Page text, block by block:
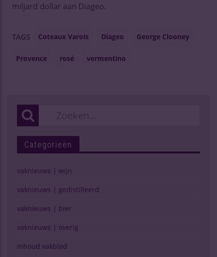
miljard dollar aan Diageo.
TAGS Coteaux Varois Diageo George Clooney
Provence rosé vermentino
Categorieën
vaknieuws | wijn
vaknieuws | gedistilleerd
vaknieuws | bier
vaknieuws | overig
inhoud vakblad